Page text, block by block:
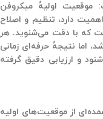
موقعیت اولیهٔ میکروفن
دارد، تنظیم و اصلاح
که با دقت می‌شنوید. هر
اما نتیجهٔ حرفه‌ای زمانی
و ارزیابی دقیق گرفته
از موقعیت‌های اولیه